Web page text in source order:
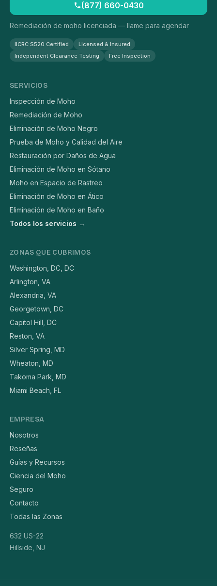
(877) 660-0430
Remediación de moho licenciada — llame para agendar
IICRC S520 Certified
Licensed & Insured
Independent Clearance Testing
Free Inspection
SERVICIOS
Inspección de Moho
Remediación de Moho
Eliminación de Moho Negro
Prueba de Moho y Calidad del Aire
Restauración por Daños de Agua
Eliminación de Moho en Sótano
Moho en Espacio de Rastreo
Eliminación de Moho en Ático
Eliminación de Moho en Baño
Todos los servicios →
ZONAS QUE CUBRIMOS
Washington, DC, DC
Arlington, VA
Alexandria, VA
Georgetown, DC
Capitol Hill, DC
Reston, VA
Silver Spring, MD
Wheaton, MD
Takoma Park, MD
Miami Beach, FL
EMPRESA
Nosotros
Reseñas
Guías y Recursos
Ciencia del Moho
Seguro
Contacto
Todas las Zonas
632 US-22
Hillside, NJ